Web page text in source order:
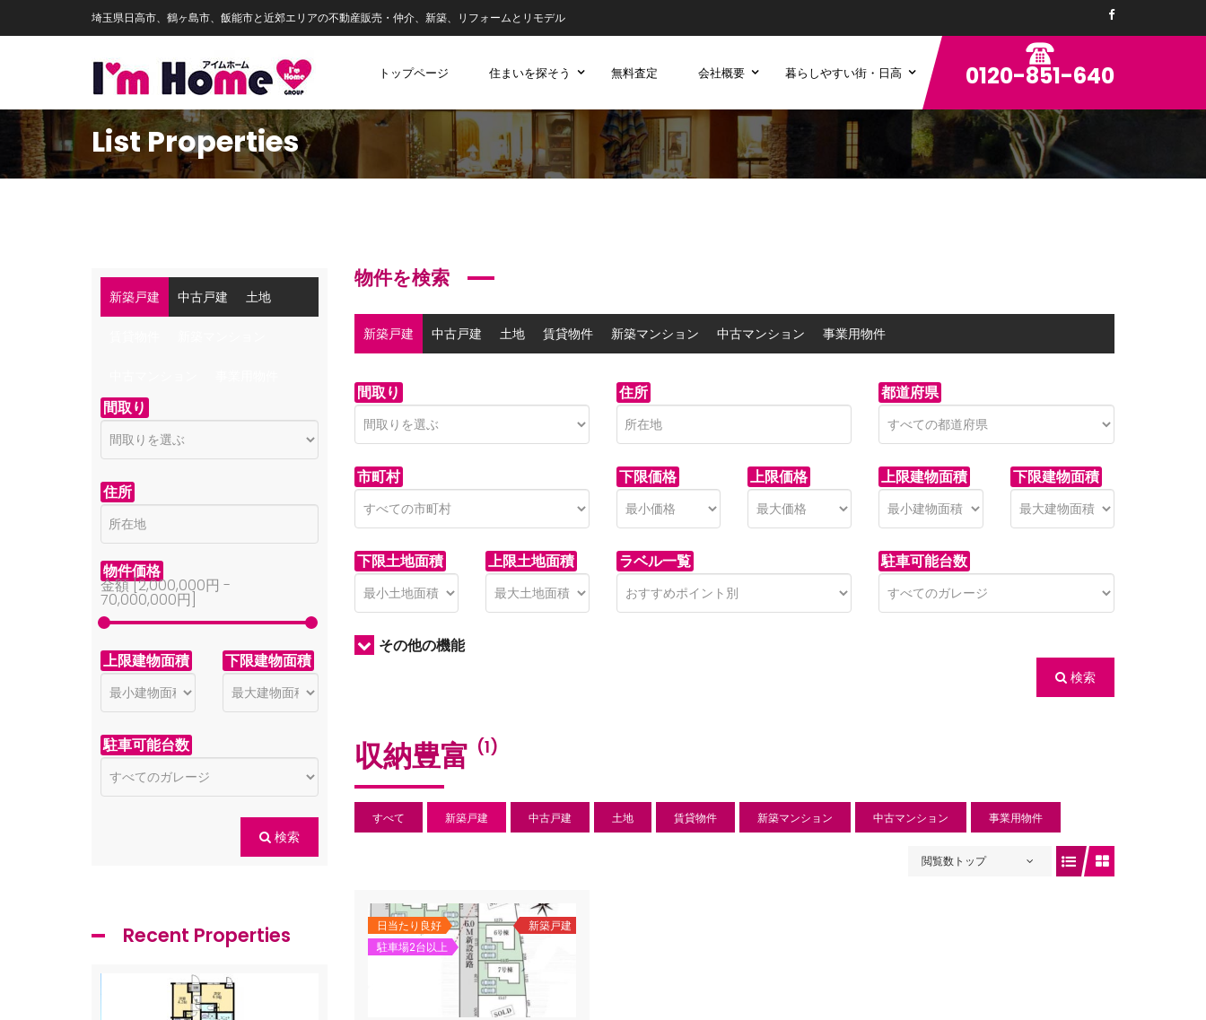
埼玉県日高市、鶴ヶ島市、飯能市と近郊エリアの不動産販売・仲介、新築、リフォームとリモデル
トップページ 住まいを探そう 無料査定 会社概要 暮らしやすい街・日高 0120-851-640
List Properties
物件を検索
新築戸建 中古戸建 土地 賃貸物件 新築マンション 中古マンション 事業用物件
間取り 住所 都道府県
市町村 下限価格 上限価格 上限建物面積 下限建物面積
下限土地面積 上限土地面積 ラベル一覧 駐車可能台数
その他の機能
検索
収納豊富 (1)
すべて 新築戸建 中古戸建 土地 賃貸物件 新築マンション 中古マンション 事業用物件
閲覧数トップ
日当たり良好
駐車場2台以上
新築戸建
新築戸建 中古戸建 土地
間取り
住所
物件価格
金額 [2,000,000円 -
70,000,000円
上限建物面積 下限建物面積
駐車可能台数
検索
Recent Properties